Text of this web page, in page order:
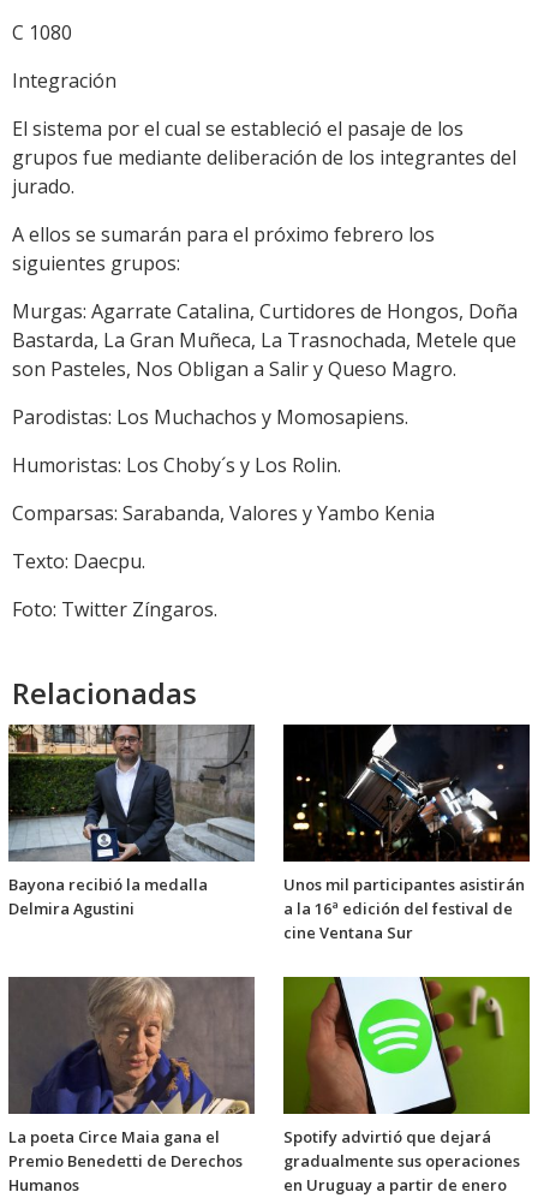
C 1080
Integración
El sistema por el cual se estableció el pasaje de los
grupos fue mediante deliberación de los integrantes del
jurado.
A ellos se sumarán para el próximo febrero los
siguientes grupos:
Murgas: Agarrate Catalina, Curtidores de Hongos, Doña
Bastarda, La Gran Muñeca, La Trasnochada, Metele que
son Pasteles, Nos Obligan a Salir y Queso Magro.
Parodistas: Los Muchachos y Momosapiens.
Humoristas: Los Choby´s y Los Rolin.
Comparsas: Sarabanda, Valores y Yambo Kenia
Texto: Daecpu.
Foto: Twitter Zíngaros.
Relacionadas
Bayona recibió la medalla
Delmira Agustini
Unos mil participantes asistirán
a la 16ª edición del festival de
cine Ventana Sur
La poeta Circe Maia gana el
Premio Benedetti de Derechos
Humanos
Spotify advirtió que dejará
gradualmente sus operaciones
en Uruguay a partir de enero